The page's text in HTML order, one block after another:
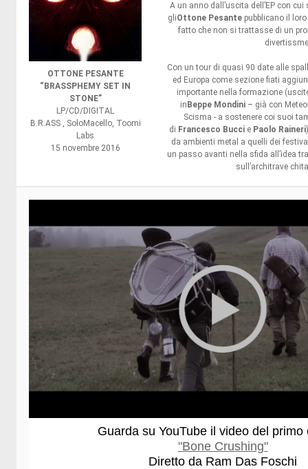
A un anno dall’uscita dell’EP con cui si sono presentati al mondo,
gliOttone Pesante pubblicano il
fatto che non si trattasse di un
Con un tour di quasi 90 date alle
ed Europa come sezione fiati
importante nella formazione
in Beppe Mondini– già con
Scisma - a sostenere coi suoi
di Francesco Buccie Paolo Raineri
da ambienti metal a quelli dei
un passo avanti nella sfida all’idea
sull’architrave
OTTONE PESANTE
“BRASSPHEMY SET IN
STONE”
LP/CD/DIGITAL
B.R.ASS , SoloMacello, Toomi
Labs
15 novembre 2016
Guarda su YouTube il video del primo
"Bone Crushing"
Diretto da Ram Das Foschi